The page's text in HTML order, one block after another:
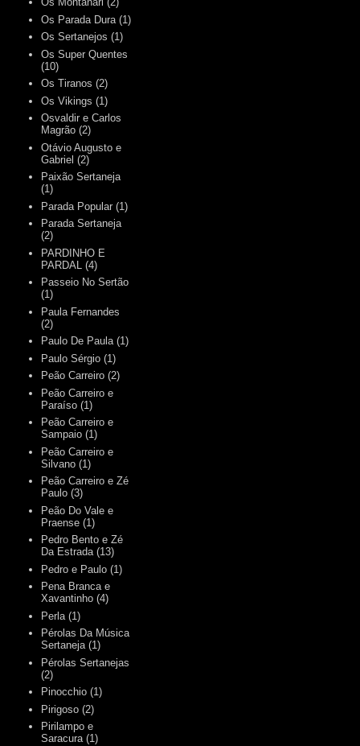
Os Parada Dura (1)
Os Sertanejos (1)
Os Super Quentes
(10)
Os Tiranos (2)
Os Vikings (1)
Osvaldir e Carlos
Magrão (2)
Otávio Augusto e
Gabriel (2)
Paixão Sertaneja
(1)
Parada Popular (1)
Parada Sertaneja
(2)
PARDINHO E
PARDAL
(4)
Passeio No Sertão
(1)
Paula Fernandes
(2)
Paulo De Paula (1)
Paulo Sérgio (1)
Peão Carreiro (2)
Peão Carreiro e
Paraíso (1)
Peão Carreiro e
Sampaio (1)
Peão Carreiro e
Silvano (1)
Peão Carreiro e Zé
Paulo (3)
Peão Do Vale e
Praense (1)
Pedro Bento e Zé
Da Estrada (13)
Pedro e Paulo (1)
Pena Branca e
Xavantinho (4)
Perla (1)
Pérolas Da Música
Sertaneja (1)
Pérolas Sertanejas
(2)
Pinocchio (1)
Pirigoso (2)
Pirilampo e
Saracura (1)